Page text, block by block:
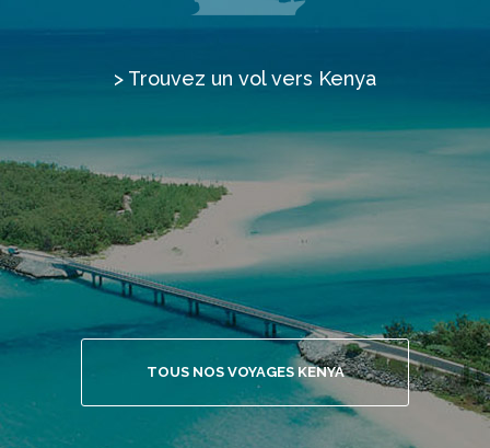
> Trouvez un vol vers Kenya
TOUS NOS VOYAGES KENYA